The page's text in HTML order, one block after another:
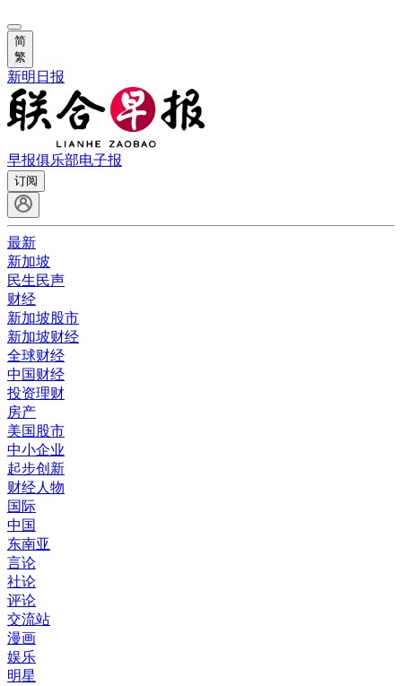
简
繁
新明日报
早报俱乐部电子报
订阅
最新
新加坡
民生民声
财经
新加坡股市
新加坡财经
全球财经
中国财经
投资理财
房产
美国股市
中小企业
起步创新
财经人物
国际
中国
东南亚
言论
社论
评论
交流站
漫画
娱乐
明星